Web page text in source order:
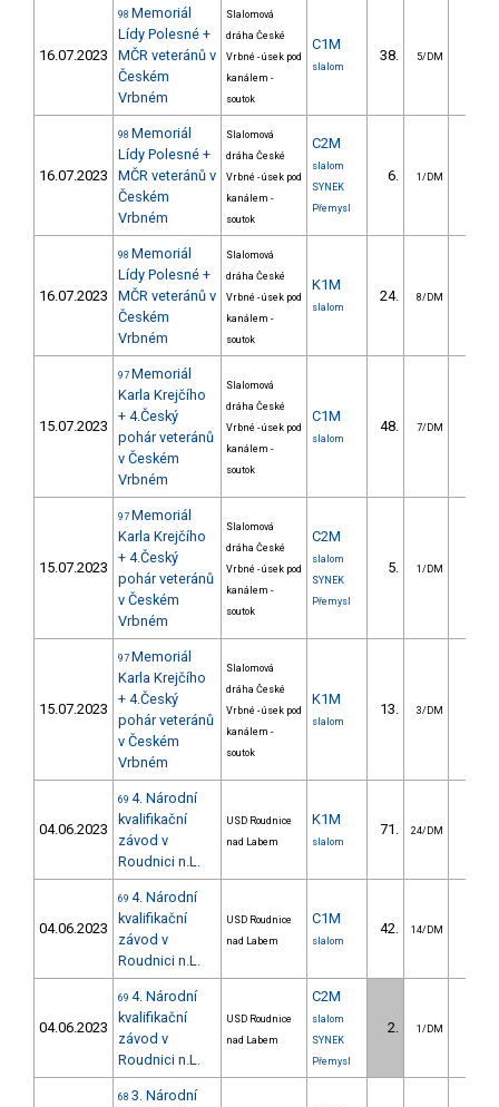
16.07.2023
98 Memoriál
Lídy Polesné +
MČR veteránů v
Českém
Vrbném
Slalomová
dráha České
Vrbné - úsek pod
kanálem -
soutok
C1M
slalom
38. 5/DM
16.07.2023
98 Memoriál
Lídy Polesné +
MČR veteránů v
Českém
Vrbném
Slalomová
dráha České
Vrbné - úsek pod
kanálem -
soutok
C2M
slalom
SYNEK
Přemysl
6. 1/DM
16.07.2023
98 Memoriál
Lídy Polesné +
MČR veteránů v
Českém
Vrbném
Slalomová
dráha České
Vrbné - úsek pod
kanálem -
soutok
K1M
slalom
24. 8/DM
15.07.2023
97 Memoriál
Karla Krejčího
+ 4.Český
pohár veteránů
v Českém
Vrbném
Slalomová
dráha České
Vrbné - úsek pod
kanálem -
soutok
C1M
slalom
48. 7/DM
15.07.2023
97 Memoriál
Karla Krejčího
+ 4.Český
pohár veteránů
v Českém
Vrbném
Slalomová
dráha České
Vrbné - úsek pod
kanálem -
soutok
C2M
slalom
SYNEK
Přemysl
5. 1/DM
15.07.2023
97 Memoriál
Karla Krejčího
+ 4.Český
pohár veteránů
v Českém
Vrbném
Slalomová
dráha České
Vrbné - úsek pod
kanálem -
soutok
K1M
slalom
13. 3/DM
04.06.2023
69 4. Národní
kvalifikační
závod v
Roudnici n.L.
USD Roudnice
nad Labem
K1M
slalom
71. 24/DM
04.06.2023
69 4. Národní
kvalifikační
závod v
Roudnici n.L.
USD Roudnice
nad Labem
C1M
slalom
42. 14/DM
04.06.2023
69 4. Národní
kvalifikační
závod v
Roudnici n.L.
USD Roudnice
nad Labem
C2M
slalom
SYNEK
Přemysl
2. 1/DM
68 3. Národní